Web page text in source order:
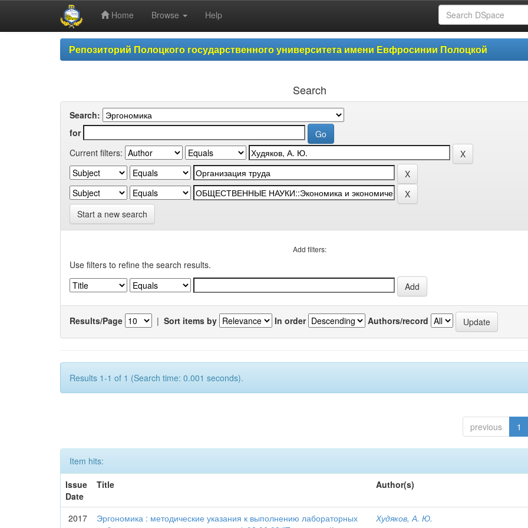
Home Browse Help
Репозиторий Полоцкого государственного университета имени Евфросинии Полоцкой
Search
Search:
for
Current filters:
Start a new search
Add filters:
Use filters to refine the search results.
Results/Page | Sort items by In order Authors/record
Results 1-1 of 1 (Search time: 0.001 seconds).
previous 1
Item hits:
Issue
Date
Title Author(s)
2017
Эргономика : методические указания к выполнению лабораторных
Худяков, А. Ю.